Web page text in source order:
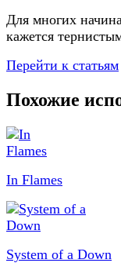
Для многих
кажется
Перейти к статьям
Похожие
In Flames
System of a Down